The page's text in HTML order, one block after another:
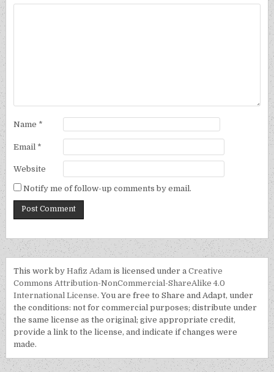
Name *
Email *
Website
Notify me of follow-up comments by email.
This work byHafiz Adam is licensed under aCreative
Commons Attribution-NonCommercial-ShareAlike 4.0
International License. You are free to Share and Adapt, under
the conditions: not for commercial purposes; distribute under
the same license as the original; give appropriate credit,
provide a link to the license, and indicate if changes were
made.